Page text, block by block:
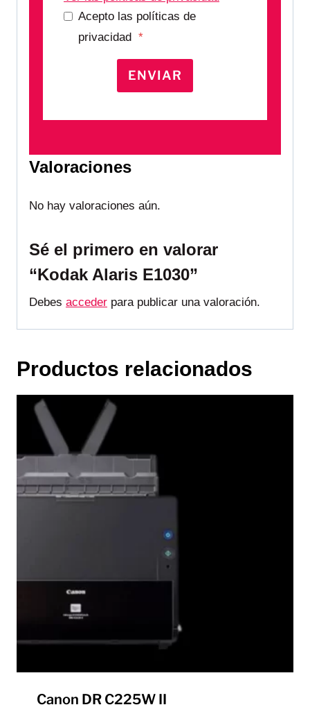
Acepto las políticas de
privacidad *
ENVIAR
Valoraciones
No hay valoraciones aún.
Sé el primero en valorar
“Kodak Alaris E1030”
Debes acceder para publicar una valoración.
Productos relacionados
Canon DR C225W II